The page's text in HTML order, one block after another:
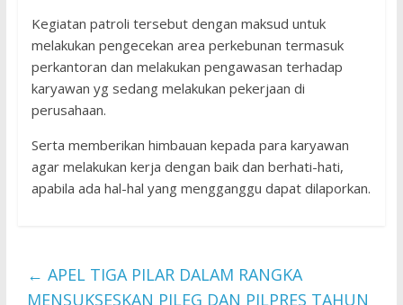
Kegiatan patroli tersebut dengan maksud untuk
melakukan pengecekan area perkebunan termasuk
perkantoran dan melakukan pengawasan terhadap
karyawan yg sedang melakukan pekerjaan di
perusahaan.
Serta memberikan himbauan kepada para karyawan
agar melakukan kerja dengan baik dan berhati-hati,
apabila ada hal-hal yang mengganggu dapat dilaporkan.
← APEL TIGA PILAR DALAM RANGKA
MENSUKSESKAN PILEG DAN PILPRES TAHUN